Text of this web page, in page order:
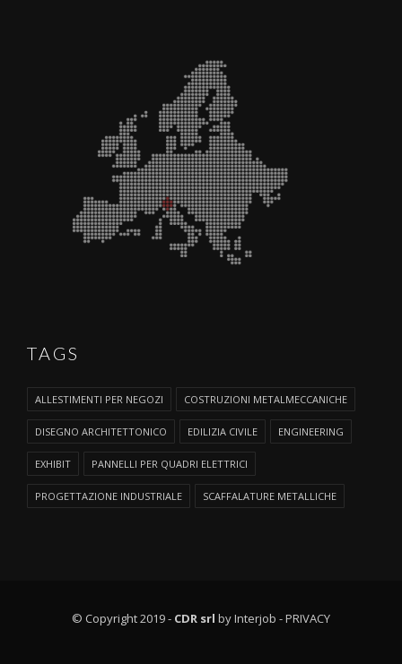
TAGS
ALLESTIMENTI PER NEGOZI COSTRUZIONI METALMECCANICHE
DISEGNO ARCHITETTONICO EDILIZIA CIVILE ENGINEERING
EXHIBIT PANNELLI PER QUADRI ELETTRICI
PROGETTAZIONE INDUSTRIALE SCAFFALATURE METALLICHE
© Copyright 2019 - CDR srl by Interjob -PRIVACY